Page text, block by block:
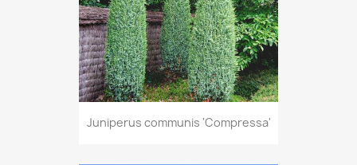
Juniperus communis 'Compressa'